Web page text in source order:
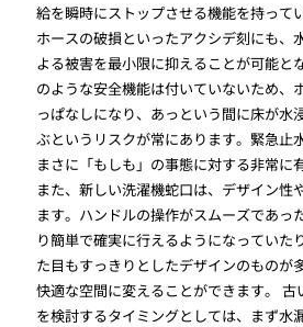
給を瞬時にストップさせる機能を持って
ホースの破損といったアクシデ刻にも、
よる被害を最小限に抑えることが可能と
のような安全機能は付いていないため、
っぱなしになり、あっという間に床が水
ぶというリスクが常にあります。緊急止
まさに「もしも」の事態に対する非常に
また、新しい洗濯機蛇口は、デザイン性
ます。ハンドルの操作がスムーズであっ
り簡単で確実に行えるようになっていた
た目もすっきりとしたデザインのものが
快適な空間に変えることができます。
を検討するタイミングとしては、まず水